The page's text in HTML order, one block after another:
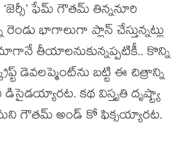
ఫేమ్ గౌతమ్ తిన్ననూరి
రెండు భాగాలుగా ప్లాన్ చేస్తున్నట్లు
తీయాలనుకున్నప్పటికీ.. కొన్ని
డెవలప్మెంట్‌ను బట్టి ఈ చిత్రాన్ని
కథ విస్తృతి దృష్ట్యా
గౌతమ్ అండ్ కో ఫిక్సయ్యారట.